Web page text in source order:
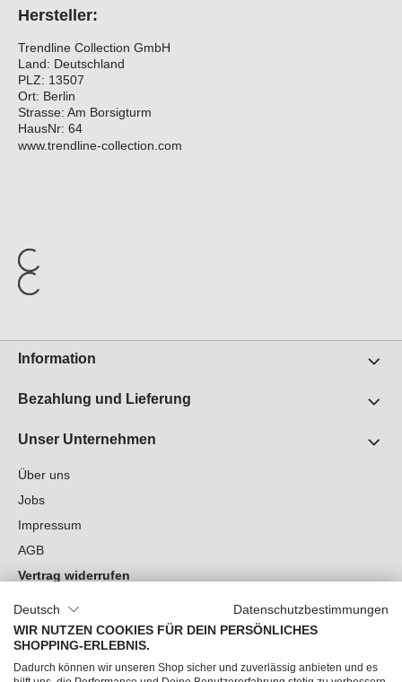
Hersteller:
Trendline Collection GmbH
Land: Deutschland
PLZ: 13507
Ort: Berlin
Strasse: Am Borsigturm
HausNr: 64
www.trendline-collection.com
Information
Bezahlung und Lieferung
Unser Unternehmen
Über uns
Jobs
Impressum
AGB
Vertrag widerrufen
Cookie-Einstellungen
Du hast Fragen?
Deutsch
Datenschutzbestimmungen
WIR NUTZEN COOKIES FÜR DEIN PERSÖNLICHES
SHOPPING-ERLEBNIS.
Dadurch können wir unseren Shop sicher und zuverlässig anbieten und es